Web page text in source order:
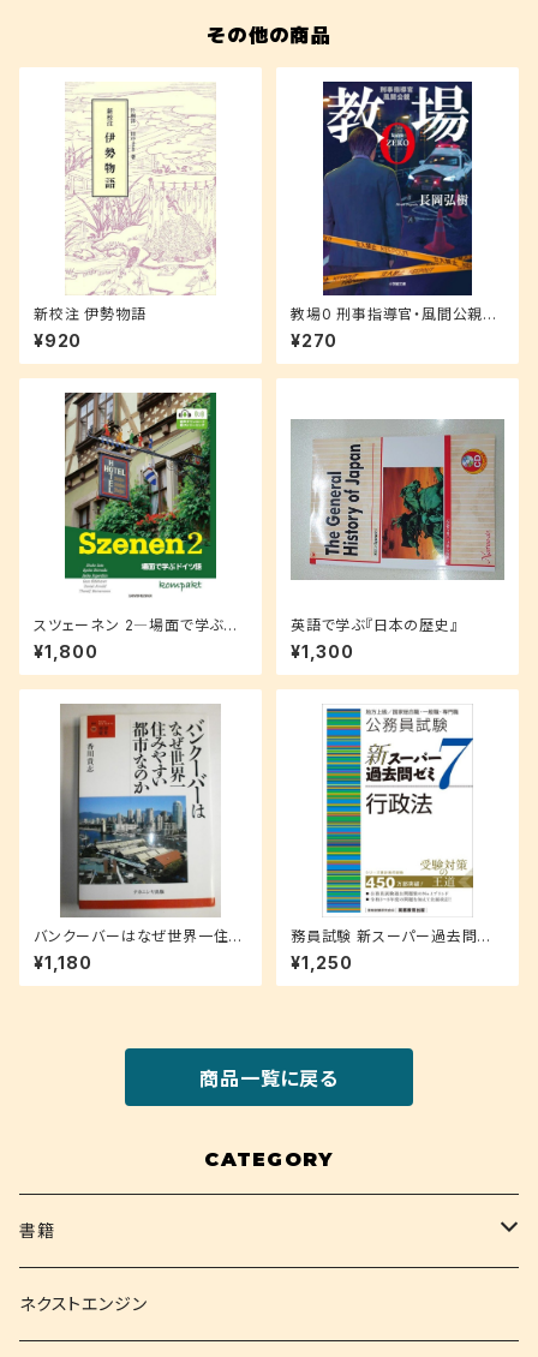
その他の商品
新校注 伊勢物語
¥920
教場0 刑事指導官・風間公親
(小学館文庫 な 17-4)
¥270
スツェーネン 2―場面で学ぶド
イツ語 コンパクト
¥1,800
英語で学ぶ『日本の歴史』
¥1,300
バンクーバーはなぜ世界一住み
やすい都市なのか (叢書・地球
発見)
¥1,180
務員試験 新スーパー過去問ゼ
ミ 7 行政法
¥1,250
商品一覧に戻る
CATEGORY
書籍
関西大学テキスト
ネクストエンジン